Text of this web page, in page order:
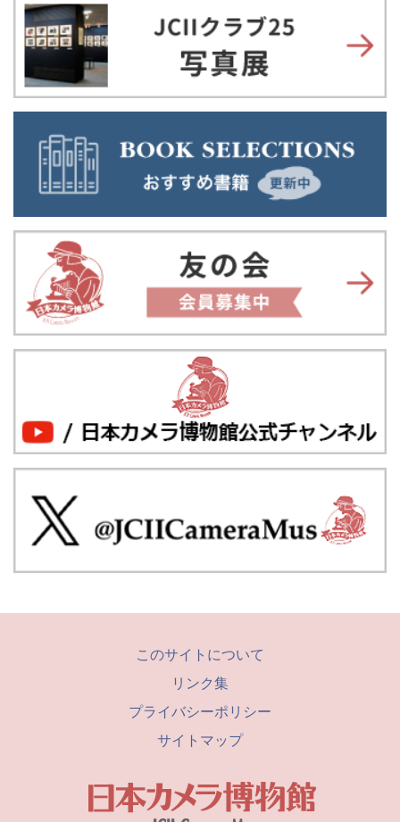
このサイトについて
リンク集
プライバシーポリシー
サイトマップ